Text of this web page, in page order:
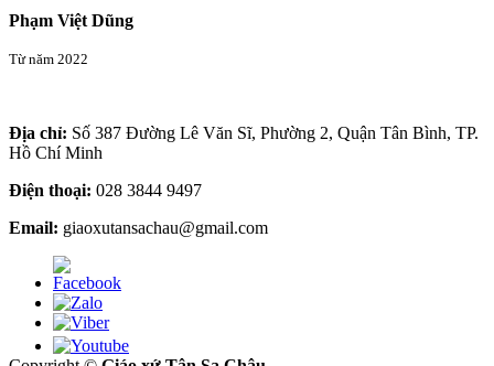
Phạm Việt Dũng
Từ năm 2022
Địa chỉ: Số 387 Đường Lê Văn Sĩ, Phường 2, Quận Tân Bình, TP.
Hồ Chí Minh
Điện thoại: 028 3844 9497
Email: giaoxutansachau@gmail.com